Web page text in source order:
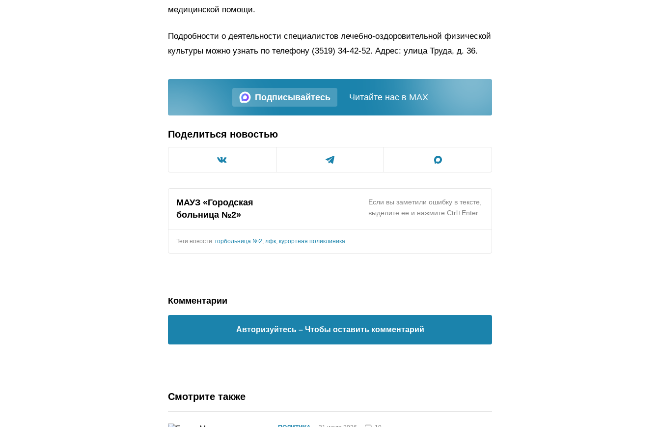
медицинской помощи.
Подробности о деятельности специалистов лечебно-оздоровительной физической
культуры можно узнать по телефону (3519) 34-42-52. Адрес: улица Труда, д. 36.
Подписывайтесь Читайте нас в MAX
Поделиться новостью
МАУЗ «Городская
больница №2»
Если вы заметили ошибку в тексте,
выделите ее и нажмите Ctrl+Enter
Теги новости: горбольница №2, лфк, курортная поликлиника
Комментарии
Авторизуйтесь – Чтобы оставить комментарий
Смотрите также